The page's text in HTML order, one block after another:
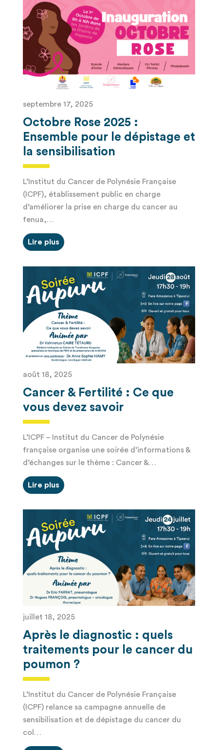
Octobre Rose 2025 :
Ensemble pour le dépistage et
la sensibilisation
septembre 17, 2025
L’Institut du Cancer de Polynésie Française
(ICPF), établissement public en charge
d’améliorer la prise en charge du cancer au
fenua,…
Lire plus
Cancer & Fertilité : Ce que
vous devez savoir
août 18, 2025
L’ICPF – Institut du Cancer de Polynésie
française organise une soirée d’informations &
d’échanges sur le thème : Cancer &…
Lire plus
Après le diagnostic : quels
traitements pour le cancer du
poumon ?
juillet 18, 2025
L’Institut du Cancer de Polynésie Française
(ICPF) relance sa campagne annuelle de
sensibilisation et de dépistage du cancer du
col…